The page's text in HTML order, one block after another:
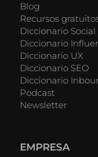
Blog
Recursos
Diccionario
Diccionario
Diccionario UX
Diccionario SEO
Diccionario
Podcast
Newsletter
EMPRESA